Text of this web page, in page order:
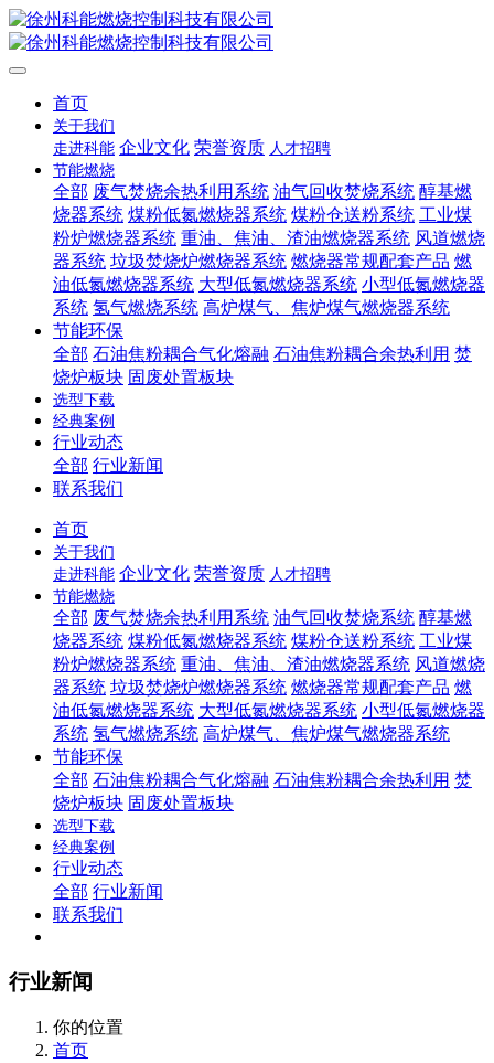
首页
关于我们
走进科能 企业文化 荣誉资质 人才招聘
节能燃烧
全部 废气焚烧余热利用系统 油气回收焚烧系统 醇基燃
烧器系统 煤粉低氮燃烧器系统 煤粉仓送粉系统 工业煤
粉炉燃烧器系统 重油、焦油、渣油燃烧器系统 风道燃烧
器系统 垃圾焚烧炉燃烧器系统 燃烧器常规配套产品 燃
油低氮燃烧器系统 大型低氮燃烧器系统 小型低氮燃烧器
系统 氢气燃烧系统 高炉煤气、焦炉煤气燃烧器系统
节能环保
全部 石油焦粉耦合气化熔融 石油焦粉耦合余热利用 焚
烧炉板块 固废处置板块
选型下载
经典案例
行业动态
全部 行业新闻
联系我们
首页
关于我们
走进科能 企业文化 荣誉资质 人才招聘
节能燃烧
全部 废气焚烧余热利用系统 油气回收焚烧系统 醇基燃
烧器系统 煤粉低氮燃烧器系统 煤粉仓送粉系统 工业煤
粉炉燃烧器系统 重油、焦油、渣油燃烧器系统 风道燃烧
器系统 垃圾焚烧炉燃烧器系统 燃烧器常规配套产品 燃
油低氮燃烧器系统 大型低氮燃烧器系统 小型低氮燃烧器
系统 氢气燃烧系统 高炉煤气、焦炉煤气燃烧器系统
节能环保
全部 石油焦粉耦合气化熔融 石油焦粉耦合余热利用 焚
烧炉板块 固废处置板块
选型下载
经典案例
行业动态
全部 行业新闻
联系我们
行业新闻
你的位置
首页